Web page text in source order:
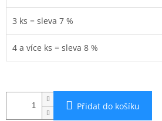
3 ks = sleva 7 %
4 a více ks = sleva 8 %
Přidat do košíku